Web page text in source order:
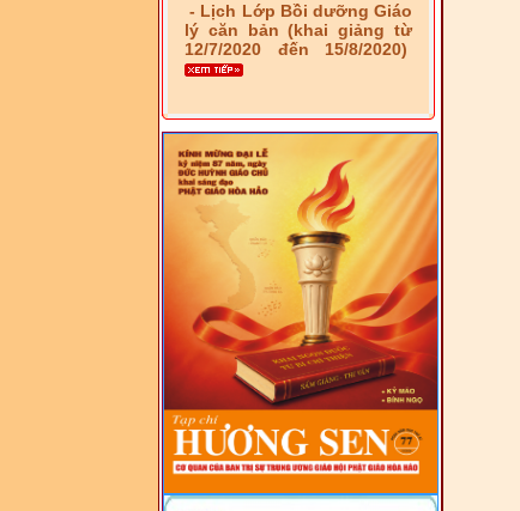
- LỚP TẬP HUẤN LỊCH SỬ,
PHÁP LUẬT VIỆT NAM VÀ
HIẾN CHƯƠNG GIÁO HỘI
TRUNG ƯƠNG, BAN ĐẠI
DIỆN TỈNH VÀ GIÁO LÝ
VIÊN - CHUYÊN ĐỀ: NHỮNG
VẤN ĐỀ CHUNG VỀ PHÁP
LUẬT VÀ HỆ THỐNG PHÁP
LUẬT VIỆT NAM
- LỚP TẬP HUẤN LỊCH SỬ,
PHÁP LUẬT VIỆT NAM VÀ
HIẾN CHƯƠNG GIÁO HỘI
PGHH NHIỆM KỲ VI (2024-
2029) CHO TRỊ SỰ VIÊN
TRUNG ƯƠNG, BAN ĐẠI
DIỆN TỈNH VÀ GIÁO LÝ
VIÊN - CHUYÊN ĐỀ: SỰ RA
ĐỜI, BẢN CHẤT, CHỨC
NĂNG VÀ HÌNH THỨC CỦA
NƯỚC CHXHCN VIỆT NAM
- Lịch Lớp Bồi dưỡng Giáo
lý căn bản (khai giảng từ
12/7/2020 đến 15/8/2020)